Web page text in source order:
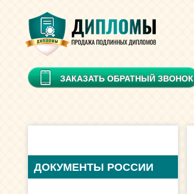
ЗАКАЗАТЬ ОБРАТНЫЙ ЗВОНОК
ДОКУМЕНТЫ РОССИИ